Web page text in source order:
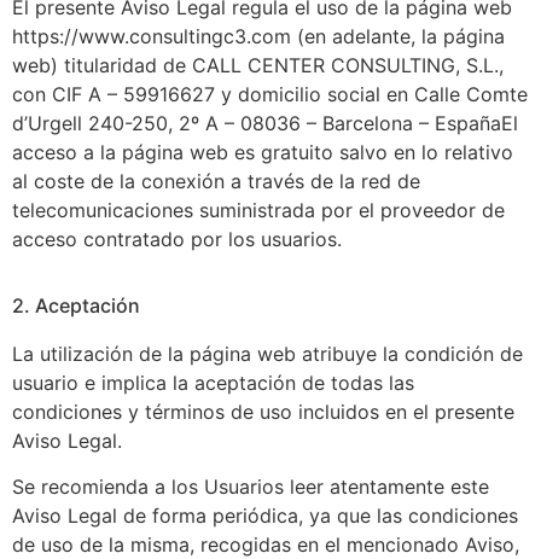
El presente Aviso Legal regula el uso de la página web
https://www.consultingc3.com (en adelante, la página
web) titularidad de CALL CENTER CONSULTING, S.L.,
con CIF A – 59916627 y domicilio social en Calle Comte
d’Urgell 240-250, 2º A – 08036 – Barcelona – EspañaEl
acceso a la página web es gratuito salvo en lo relativo
al coste de la conexión a través de la red de
telecomunicaciones suministrada por el proveedor de
acceso contratado por los usuarios.
2. Aceptación
La utilización de la página web atribuye la condición de
usuario e implica la aceptación de todas las
condiciones y términos de uso incluidos en el presente
Aviso Legal.
Se recomienda a los Usuarios leer atentamente este
Aviso Legal de forma periódica, ya que las condiciones
de uso de la misma, recogidas en el mencionado Aviso,